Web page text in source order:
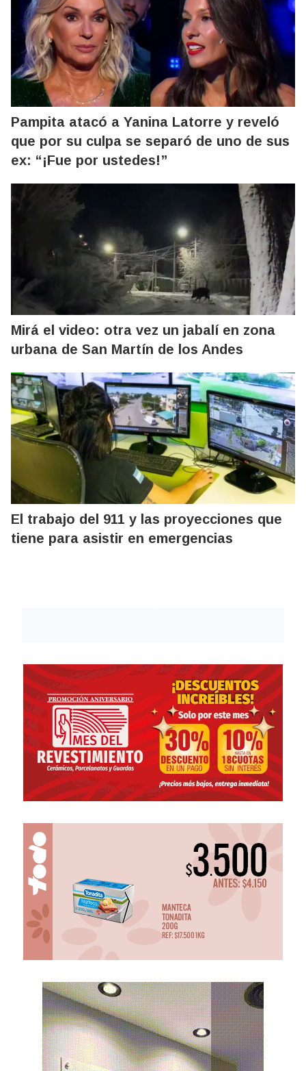
Pampita atacó a Yanina Latorre y reveló
que por su culpa se separó de uno de sus
ex: “¡Fue por ustedes!”
Mirá el video: otra vez un jabalí en zona
urbana de San Martín de los Andes
El trabajo del 911 y las proyecciones que
tiene para asistir en emergencias